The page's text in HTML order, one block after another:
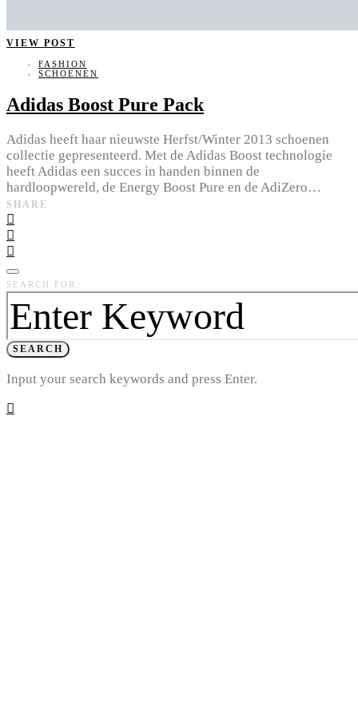
VIEW POST
FASHION
SCHOENEN
Adidas Boost Pure Pack
Adidas heeft haar nieuwste Herfst/Winter 2013 schoenen
collectie gepresenteerd. Met de Adidas Boost technologie
heeft Adidas een succes in handen binnen de
hardloopwereld, de Energy Boost Pure en de AdiZero…
SHARE
SEARCH FOR:
SEARCH
Input your search keywords and press Enter.